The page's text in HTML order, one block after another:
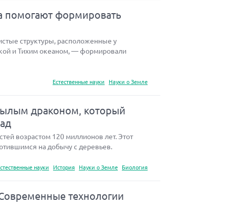
помогают формировать
структуры, расположенные у
и Тихим океаном, — формировали
Естественные науки
Науки о Земле
драконом, который
возрастом 120 миллионов лет. Этот
на добычу с деревьев.
науки
История Науки о Земле Биология
технологии